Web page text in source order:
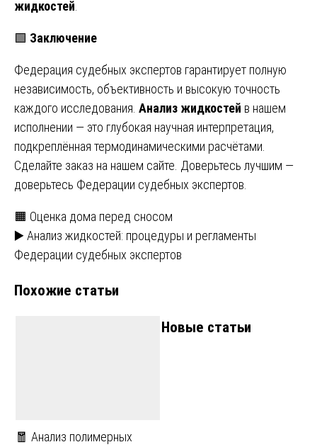
жидкостей
🟩 Заключение
Федерация судебных экспертов гарантирует полную
независимость, объективность и высокую точность
каждого исследования. Анализ жидкостей в нашем
исполнении — это глубокая научная интерпретация,
подкреплённая термодинамическими расчётами.
Сделайте заказ на нашем сайте. Доверьтесь лучшим —
доверьтесь Федерации судебных экспертов.
Навигация
по
🟧 Оценка дома перед сносом
▶️ Анализ жидкостей: процедуры и регламенты
Федерации судебных экспертов
Похожие статьи
🧧 Анализ полимерных
Новые статьи